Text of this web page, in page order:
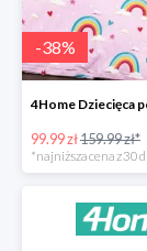
-38%
99.99 zł159.99 zł*